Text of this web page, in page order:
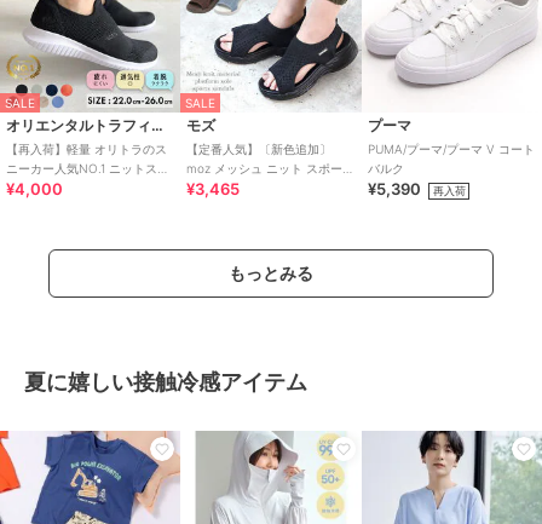
SALE
オリエンタルトラフィック
【再入荷】軽量 オリトラのス
ニーカー人気NO.1 ニットスニ
ーカー スリッポン /3709
¥4,000
SALE
モズ
【定番人気】〔新色追加〕
moz メッシュ ニット スポーツ
サンダル
¥3,465
プーマ
PUMA/プーマ/プーマ V コート
バルク
¥5,390 再入荷
もっとみる
夏に嬉しい接触冷感アイテム